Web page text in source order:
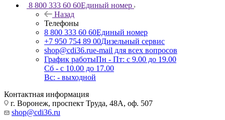
8 800 333 60 60Единый номер
Назад
Телефоны
8 800 333 60 60Единый номер
+7 950 754 89 00Дизельный сервис
shop@cdi36.rue-mail для всех вопросов
График работыПн - Пт: с 9.00 до 19.00
Сб - с 10.00 до 17.00
Вс: - выходной
Контактная информация
г. Воронеж, проспект Труда, 48А, оф. 507
shop@cdi36.ru